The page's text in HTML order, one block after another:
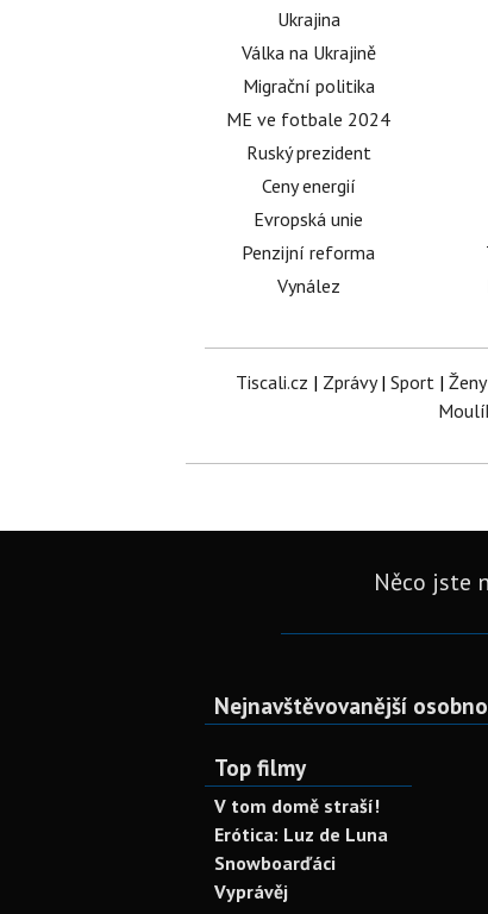
Ukrajina
Válka na Ukrajině
Migrační politika
ME ve fotbale 2024
Ruský prezident
Ceny energií
Evropská unie
Penzijní reforma
Vynález
Tiscali.cz | Zprávy| Sport| Ženy
Něco jste
Nejnavštěvovanější
Top filmy
V tom domě straší!
Erótica: Luz de Luna
Snowboarďáci
Vyprávěj